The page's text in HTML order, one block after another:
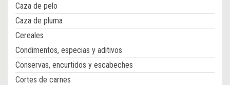
Caza de pelo
Caza de pluma
Cereales
Condimentos, especias y aditivos
Conservas, encurtidos y escabeches
Cortes de carnes